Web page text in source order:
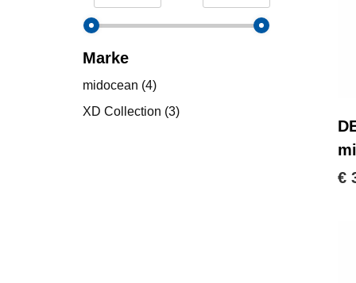
Marke
midocean (4)
XD Collection (3)
€